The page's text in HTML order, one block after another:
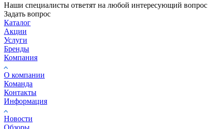
Наши специалисты ответят на любой интересующий вопрос
Задать вопрос
Каталог
Акции
Услуги
Бренды
Компания
О компании
Команда
Контакты
Информация
Новости
Обзоры